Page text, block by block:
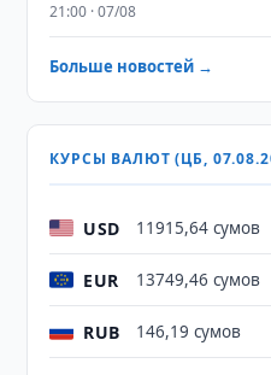
21:00 · 07/08
Больше новостей →
КУРСЫ ВАЛЮТ (ЦБ,
USD 11915,64 сумов
EUR 13749,46 сумов
RUB 146,19 сумов